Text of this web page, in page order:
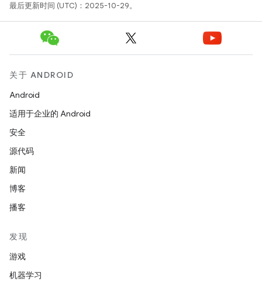
最后更新时间 (UTC)：2025-10-29。
关于 ANDROID
Android
适用于企业的 Android
安全
源代码
新闻
博客
播客
发现
游戏
机器学习